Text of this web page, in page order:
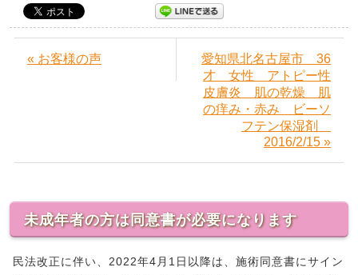
« お客様の声
愛知県北名古屋市 36
才 女性 アトピー性
皮膚炎 肌の乾燥 肌
の痒み・赤み ビーソ
フテン保湿剤
2016/2/15 »
未成年者の方は同意書が必要になります
民法改正に伴い、2022年4月1日以降は、施術同意書にサイン